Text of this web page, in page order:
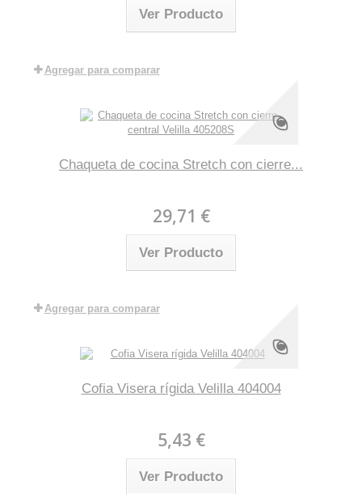
Ver Producto
Agregar para comparar
Chaqueta de cocina Stretch con cierre...
29,71 €
Ver Producto
Agregar para comparar
Cofia Visera rígida Velilla 404004
5,43 €
Ver Producto